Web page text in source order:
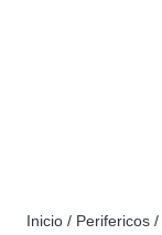
Inicio / Perifericos /